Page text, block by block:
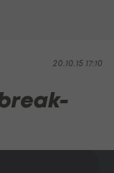
20.10.15 17:10